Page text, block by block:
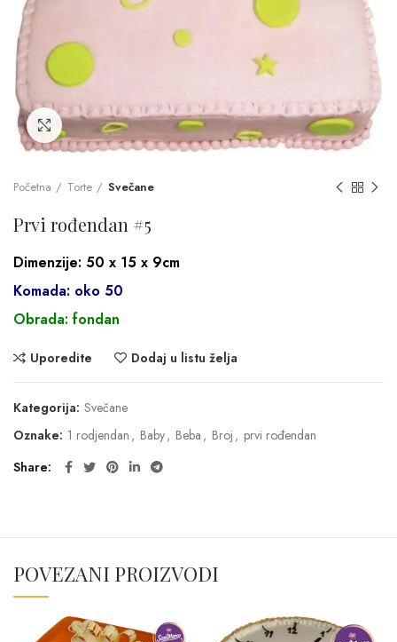
Click to enlarge
Početna Torte Svečane
Prvi rođendan #5
Dimenzije: 50 x 15 x 9cm
Komada: oko 50
Obrada: fondan
Uporedite Dodaj u listu želja
Kategorija: Svečane
Oznake: 1 rodjendan , Baby, Beba , Broj , prvi rođendan
Share
POVEZANI PROIZVODI